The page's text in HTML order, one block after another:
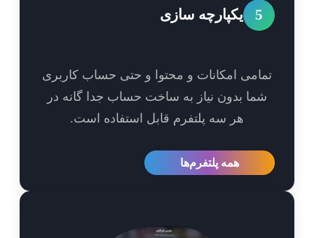
یکپارچه سازی
امکانات و محتوا و حتی حساب کاربری
بدون نیاز به ساخت حساب جدا گانه در
هر سه پلتفرم قابل استفاده است.
همه پلتفرم‌ها